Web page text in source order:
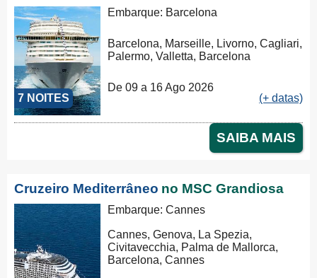
7 NOITES
Embarque: Barcelona
Barcelona, Marseille, Livorno, Cagliari,
Palermo, Valletta, Barcelona
De 09 a 16 Ago 2026
(+ datas)
SAIBA MAIS
Cruzeiro Mediterrâneo no MSC Grandiosa
Embarque: Cannes
Cannes, Genova, La Spezia,
Civitavecchia, Palma de Mallorca,
Barcelona, Cannes